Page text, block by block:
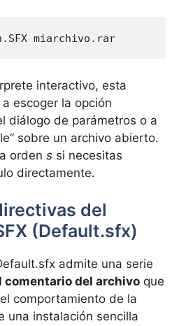
miarchivo.rar
interactivo, esta
escoger la opción
diálogo de parámetros o a
sobre un archivo abierto.
orden s si necesitas
directamente.
del
(Default.sfx)
admite una serie
comentario del archivo que
comportamiento de la
una instalación sencilla